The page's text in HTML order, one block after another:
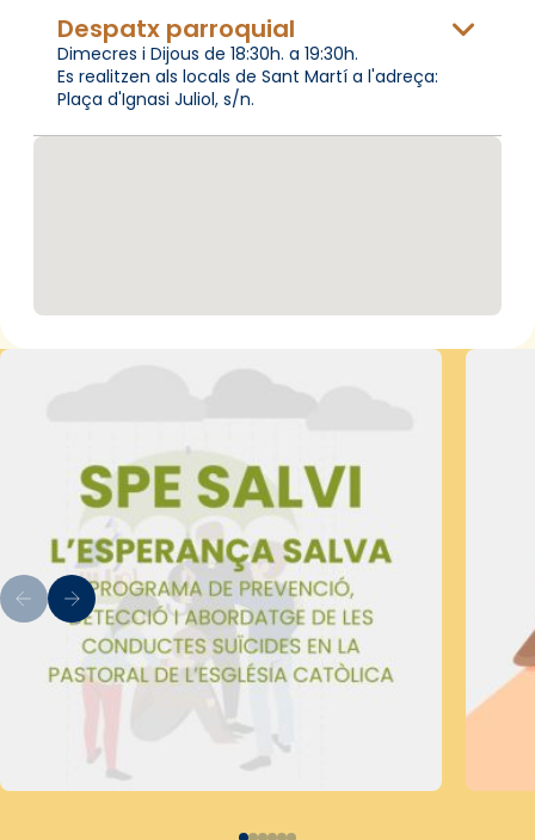
Despatx parroquial
Dimecres i Dijous de 18:30h. a 19:30h.
Es realitzen als locals de Sant Martí a l'adreça:
Plaça d'Ignasi Juliol, s/n.